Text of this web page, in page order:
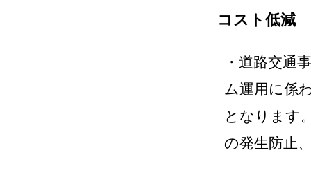
コスト低減
・道路交通
ム運用に係
となります
の発生防止